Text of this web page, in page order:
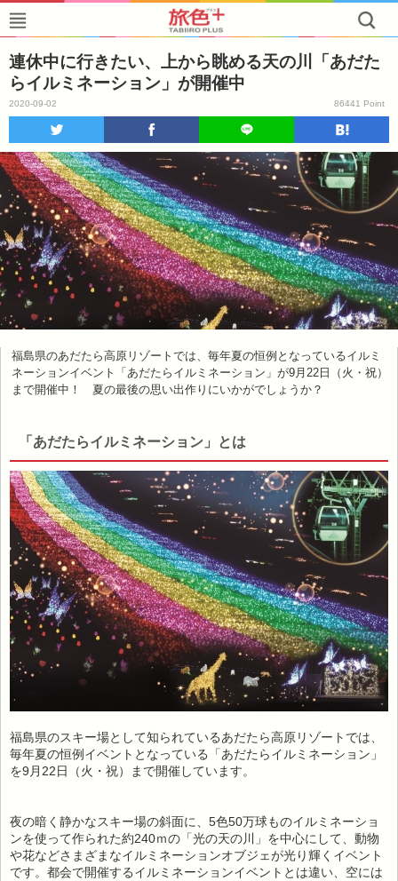
連休中に行きたい、上から眺める天の川「あだた
らイルミネーション」が開催中
2020-09-02 86441 Point
福島県のあだたら高原リゾートでは、毎年夏の恒例となっているイルミ
ネーションイベント「あだたらイルミネーション」が9月22日（火・祝）
まで開催中！ 夏の最後の思い出作りにいかがでしょうか？
「あだたらイルミネーション」とは
福島県のスキー場として知られているあだたら高原リゾートでは、
毎年夏の恒例イベントとなっている「あだたらイルミネーション」
を9月22日（火・祝）まで開催しています。
夜の暗く静かなスキー場の斜面に、5色50万球ものイルミネーショ
ンを使って作られた約240ｍの「光の天の川」を中心にして、動物
や花などさまざまなイルミネーションオブジェが光り輝くイベント
です。都会で開催するイルミネーションイベントとは違い、空には